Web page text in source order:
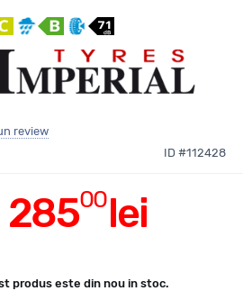
review
ID #112428
28500lei
produs este din nou in stoc.